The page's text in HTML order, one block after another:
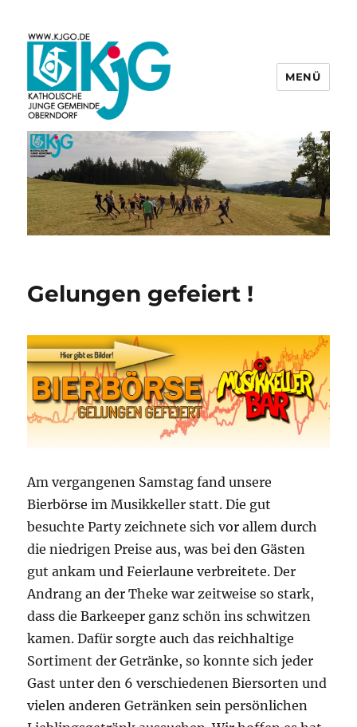
KjG Oberndorf
MENÜ
Gelungen gefeiert !
Am vergangenen Samstag fand unsere
Bierbörse im Musikkeller statt. Die gut
besuchte Party zeichnete sich vor allem durch
die niedrigen Preise aus, was bei den Gästen
gut ankam und Feierlaune verbreitete. Der
Andrang an der Theke war zeitweise so stark,
dass die Barkeeper ganz schön ins schwitzen
kamen. Dafür sorgte auch das reichhaltige
Sortiment der Getränke, so konnte sich jeder
Gast unter den 6 verschiedenen Biersorten und
vielen anderen Getränken sein persönlichen